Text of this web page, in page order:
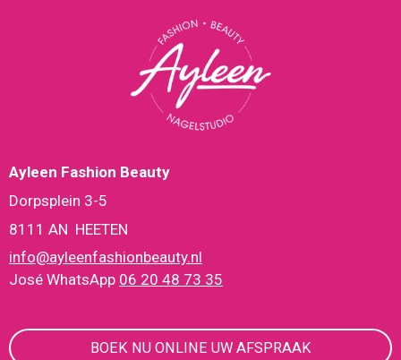
Ayleen Fashion Beauty
Dorpsplein 3-5
8111 AN HEETEN
info@ayleenfashionbeauty.nl
José WhatsApp 06 20 48 73 35
BOEK NU ONLINE UW AFSPRAAK